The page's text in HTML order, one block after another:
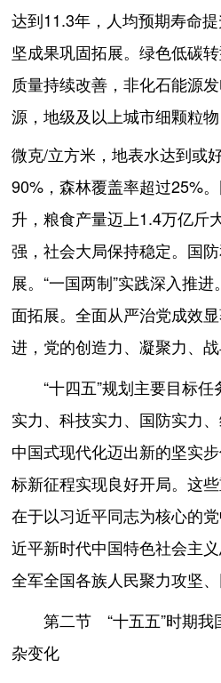
达到11.3年，人均预期寿命
坚成果巩固拓展。绿色低碳
质量持续改善，非化石能源
源，地级及以上城市细颗粒
微克/立方米，地表水达到或
90%，森林覆盖率超过25%
升，粮食产量迈上1.4万亿斤
强，社会大局保持稳定。国
展。“一国两制”实践深入推
面拓展。全面从严治党成效
进，党的创造力、凝聚力、战
“十四五”规划主要目标任
实力、科技实力、国防实力
中国式现代化迈出新的坚实
标新征程实现良好开局。这
在于以习近平同志为核心的
近平新时代中国特色社会主
全军全国各族人民聚力攻坚、
第二节 “十五五”时期我
杂变化